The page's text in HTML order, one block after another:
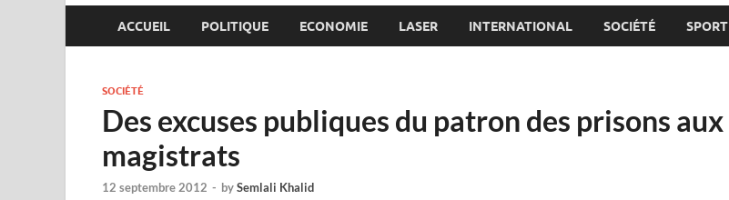
ACCUEIL POLITIQUE ECONOMIE LASER INTERNATIONAL SOCIÉTÉ SPORT
SOCIÉTÉ
Des excuses publiques du patron des prisons aux
magistrats
12 septembre 2012 - bySemlali Khalid